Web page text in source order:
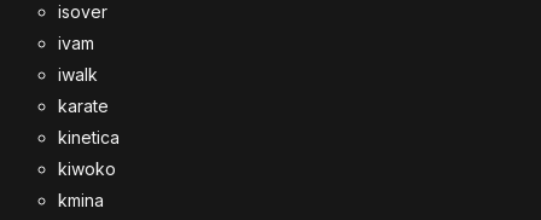
isover
ivam
iwalk
karate
kinetica
kiwoko
kmina